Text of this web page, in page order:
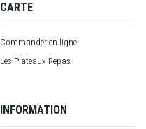
CARTE
Commander en ligne
Les Plateaux Repas
INFORMATION